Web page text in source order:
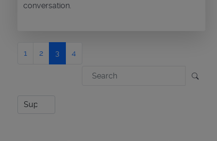
conversation.
1 2 3 4